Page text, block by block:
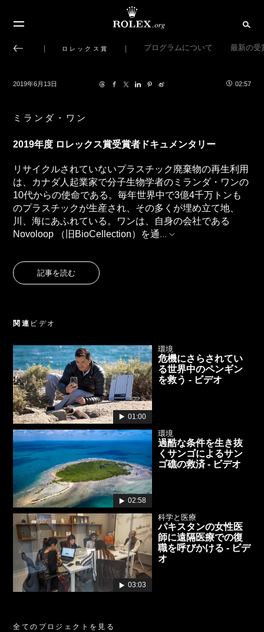
ロレックス賞 プログラムについて 最新の受
2019年6月13日 02:57
ミランダ・ワン
2019年度 ロレックス賞受賞者ドキュメンタリー
リサイクルされていないプラスチック廃棄物の再生利用
は、カナダ人起業家で分子生物学者のミランダ・ワンの
10代からの使命である。毎年世界中で3億4千万トンも
のプラスチックが生産され、その多くが埋め立て地、
川、海にあふれている。ワンは、自身の会社である
Novoloop （旧BioCellection）を通...
記事を読む
関連ビデオ
01:00
環境
危機にさらされてい
る世界中のペンギン
を救う - ビデオ
02:58
環境
過酷な条件を生き抜
くサンゴによるサン
ゴ礁の救済 - ビデオ
03:03
科学と医療
パキスタンの女性医
師に遠隔医療での復
職を呼びかける - ビデ
オ
全てのプロジェクトを見る